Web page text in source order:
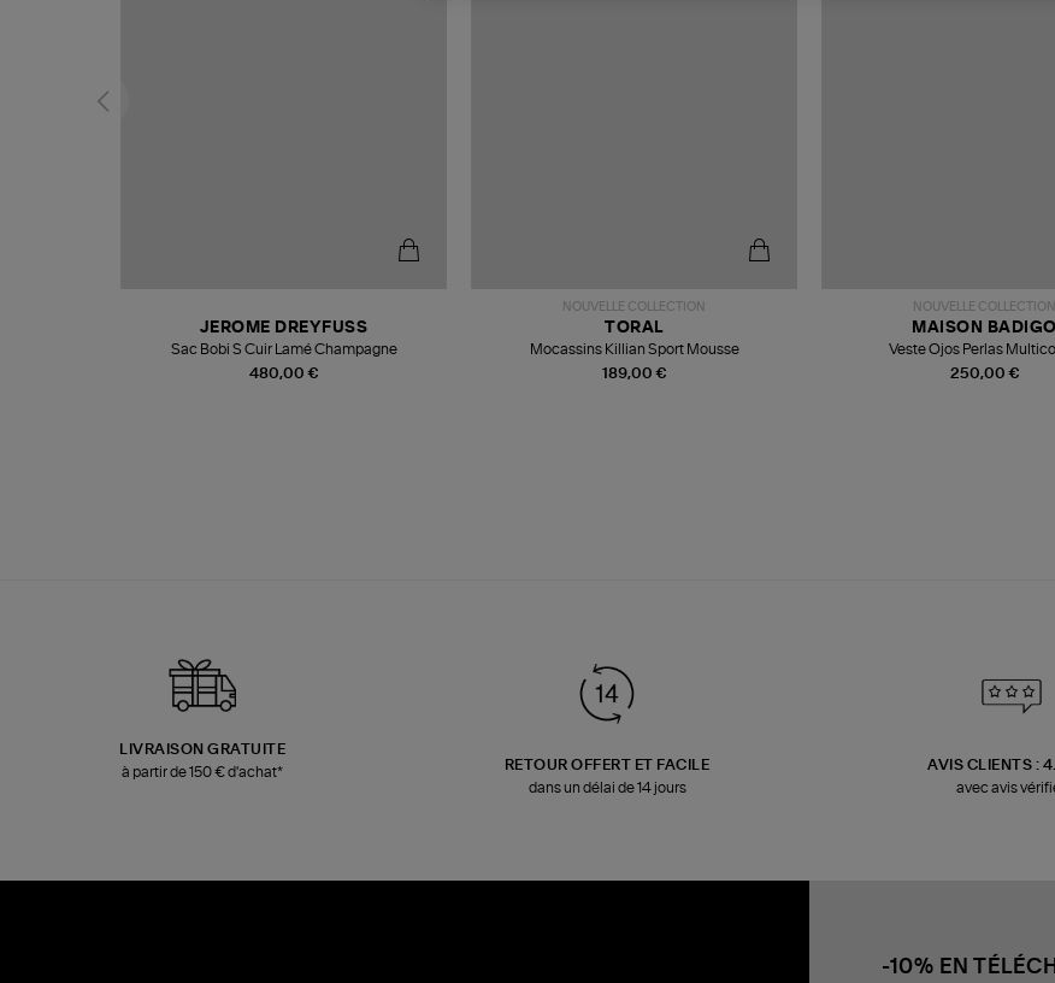
480,00 €
JEROME DREYFUSS
Sac Bobi S Cuir Lamé Champagne
NOUVELLE COLLECTION
189,00 €
TORAL
Mocassins Killian Sport Mousse
NOUVELLE COLLECTION
250,00 €
MAISON BADIGO
Veste Ojos Perlas
LIVRAISON GRATUITE
à partir de 150 € d'achat*
RETOUR OFFERT ET FACILE
dans un délai de 14 jours
AVIS CLIENTS :
avec avis
-10% EN